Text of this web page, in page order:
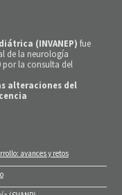
(INVANEP) fue
de la neurología
por la consulta del
alteraciones del
avances y retos